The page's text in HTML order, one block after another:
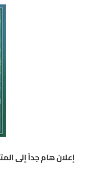
إعلان هام جداً إلى